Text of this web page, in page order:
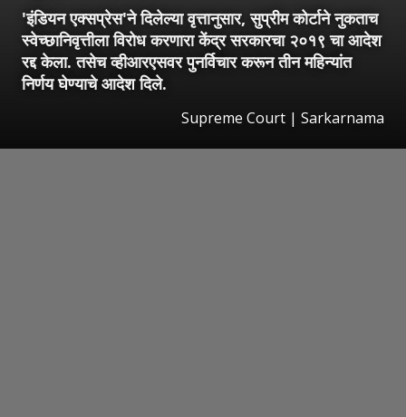
'इंडियन एक्सप्रेस'ने दिलेल्या वृत्तानुसार, सुप्रीम कोर्टाने नुकताच
स्वेच्छानिवृत्तीला विरोध करणारा केंद्र सरकारचा २०१९ चा आदेश
रद्द केला. तसेच व्हीआरएसवर पुनर्विचार करून तीन महिन्यांत
निर्णय घेण्याचे आदेश दिले.
Supreme Court | Sarkarnama